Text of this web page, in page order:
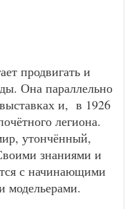
продвигать и
Она параллельно
и, в 1926
легиона.
утончённый,
знаниями и
с начинающими
модельерами.